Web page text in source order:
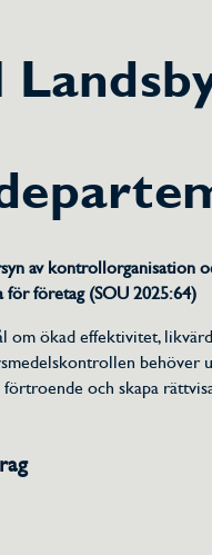
av kontrollorganisation
företag (SOU 2025:64)
om ökad effektivitet,
behöver
förtroende och skapa